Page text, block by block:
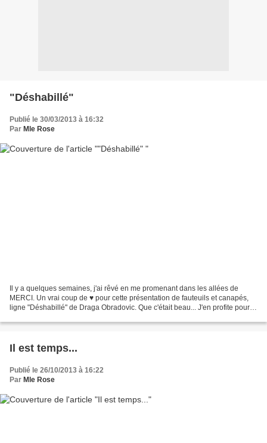
"Déshabillé"
Publié le 30/03/2013 à 16:32
Par Mle Rose
Il y a quelques semaines, j'ai rêvé en me promenant dans les allées de
MERCI. Un vrai coup de ♥ pour cette présentation de fauteuils et canapés,
ligne "Déshabillé" de Draga Obradovic. Que c'était beau... J'en profite pour
Il est temps...
Publié le 26/10/2013 à 16:22
Par Mle Rose